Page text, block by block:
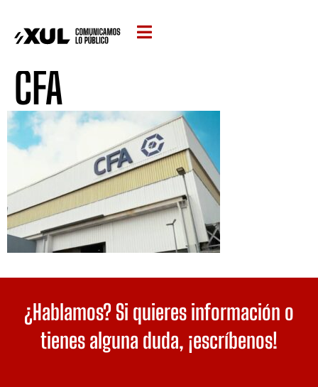
CFA
¿Hablamos? Si quieres información o
tienes alguna duda, ¡escríbenos!